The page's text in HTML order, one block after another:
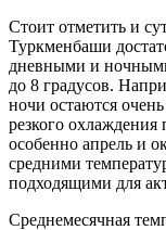
Стоит отметить и
Туркменбаши
дневными и
до 8 градусов.
ночи остаются
резкого охлаждения
особенно апрель и
средними
подходящими для
Среднемесячная